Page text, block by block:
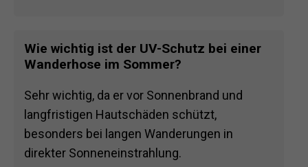
Wie wichtig ist der UV-Schutz bei einer
Wanderhose im Sommer?
Sehr wichtig, da er vor Sonnenbrand und
langfristigen Hautschäden schützt,
besonders bei langen Wanderungen in
direkter Sonneneinstrahlung.